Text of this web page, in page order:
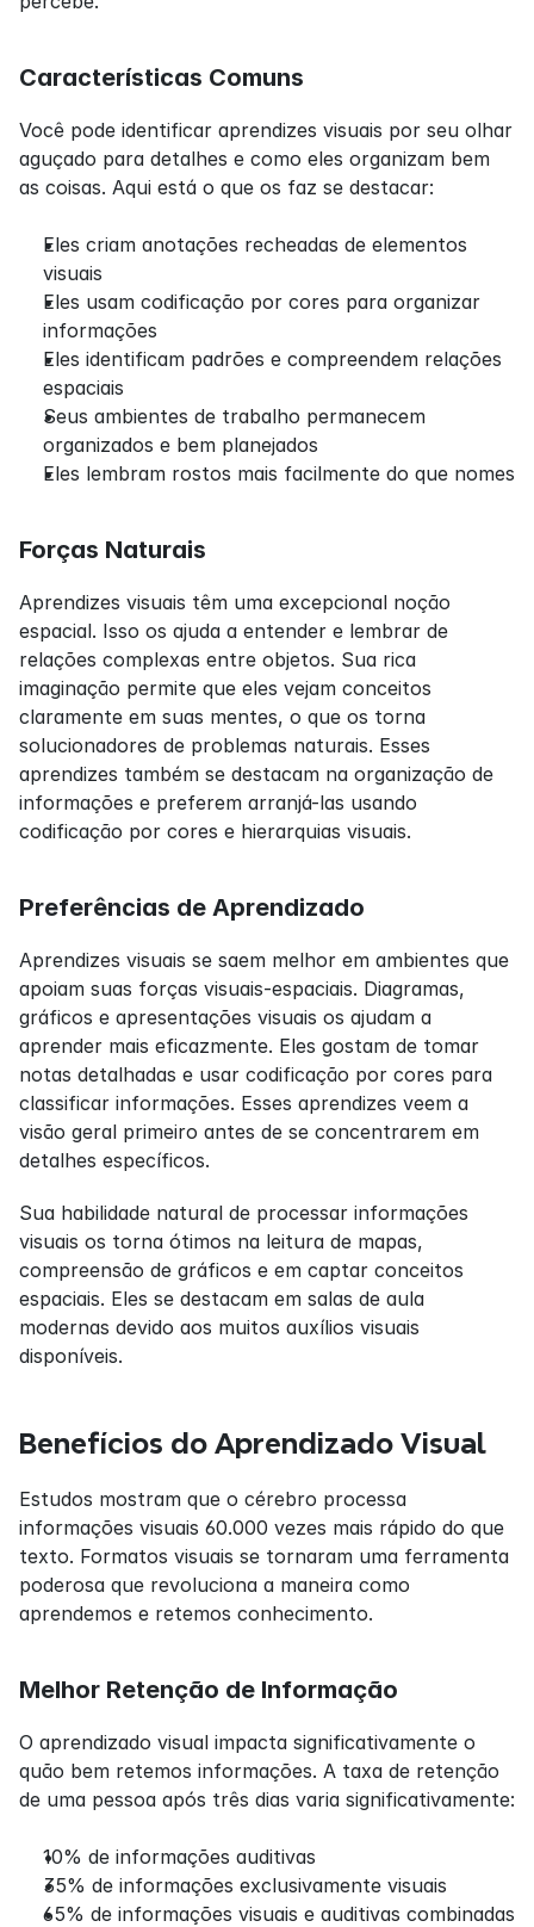
Características Comuns
Você pode identificar aprendizes visuais por seu olhar
aguçado para detalhes e como eles organizam bem
as coisas. Aqui está o que os faz se destacar:
Eles criam anotações recheadas de elementos
visuais
Eles usam codificação por cores para organizar
informações
Eles identificam padrões e compreendem relações
espaciais
Seus ambientes de trabalho permanecem
organizados e bem planejados
Eles lembram rostos mais facilmente do que nomes
Forças Naturais
Aprendizes visuais têm uma excepcional noção
espacial. Isso os ajuda a entender e lembrar de
relações complexas entre objetos. Sua rica
imaginação permite que eles vejam conceitos
claramente em suas mentes, o que os torna
solucionadores de problemas naturais. Esses
aprendizes também se destacam na organização de
informações e preferem arranjá-las usando
codificação por cores e hierarquias visuais.
Preferências de Aprendizado
Aprendizes visuais se saem melhor em ambientes que
apoiam suas forças visuais-espaciais. Diagramas,
gráficos e apresentações visuais os ajudam a
aprender mais eficazmente. Eles gostam de tomar
notas detalhadas e usar codificação por cores para
classificar informações. Esses aprendizes veem a
visão geral primeiro antes de se concentrarem em
detalhes específicos.
Sua habilidade natural de processar informações
visuais os torna ótimos na leitura de mapas,
compreensão de gráficos e em captar conceitos
espaciais. Eles se destacam em salas de aula
modernas devido aos muitos auxílios visuais
disponíveis.
Benefícios do Aprendizado Visual
Estudos mostram que o cérebro processa
informações visuais 60.000 vezes mais rápido do que
texto. Formatos visuais se tornaram uma ferramenta
poderosa que revoluciona a maneira como
aprendemos e retemos conhecimento.
Melhor Retenção de Informação
O aprendizado visual impacta significativamente o
quão bem retemos informações. A taxa de retenção
de uma pessoa após três dias varia significativamente:
10% de informações auditivas
35% de informações exclusivamente visuais
65% de informações visuais e auditivas combinadas